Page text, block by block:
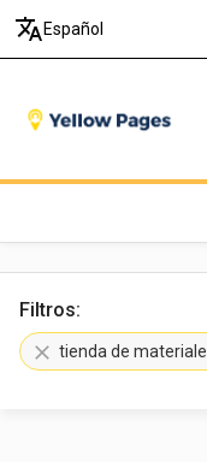
translate Español
Filtros:
clear tienda de